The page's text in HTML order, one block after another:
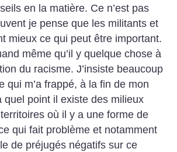
en la matière. Ce n’est pas
je pense que les militants et
mieux ce qui peut être important.
même qu’il y quelque chose à
du racisme. J’insiste beaucoup
qui m’a frappé, à la fin de mon
quel point il existe des milieux
où il y a une forme de
qui fait problème et notamment
de préjugés négatifs sur ce